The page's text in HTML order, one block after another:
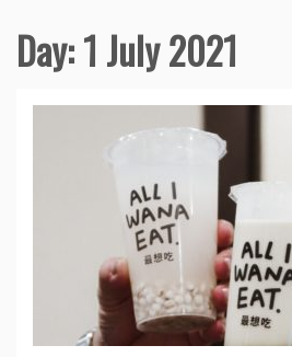
Day:1 July 2021